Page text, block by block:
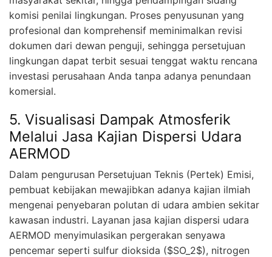
komisi penilai lingkungan. Proses penyusunan yang
profesional dan komprehensif meminimalkan revisi
dokumen dari dewan penguji, sehingga persetujuan
lingkungan dapat terbit sesuai tenggat waktu rencana
investasi perusahaan Anda tanpa adanya penundaan
komersial.
5. Visualisasi Dampak Atmosferik
Melalui Jasa Kajian Dispersi Udara
AERMOD
Dalam pengurusan Persetujuan Teknis (Pertek) Emisi,
pembuat kebijakan mewajibkan adanya kajian ilmiah
mengenai penyebaran polutan di udara ambien sekitar
kawasan industri. Layanan jasa kajian dispersi udara
AERMOD menyimulasikan pergerakan senyawa
pencemar seperti sulfur dioksida ($SO_2$), nitrogen